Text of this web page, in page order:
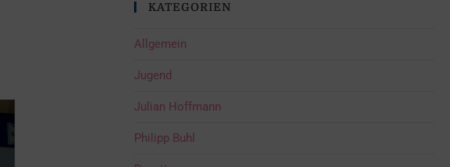
KATEGORIEN
Allgemein
Jugend
Julian Hoffmann
Philipp Buhl